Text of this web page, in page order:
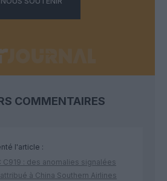
COMMENTAIRES
l'article :
C919 : des anomalies signalées
à China Southern Airlines